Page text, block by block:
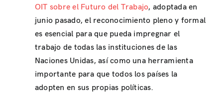
OIT sobre el Futuro del Trabajo, adoptada en
junio pasado, el reconocimiento pleno y formal
es esencial para que pueda impregnar el
trabajo de todas las instituciones de las
Naciones Unidas, así como una herramienta
importante para que todos los países la
adopten en sus propias políticas.